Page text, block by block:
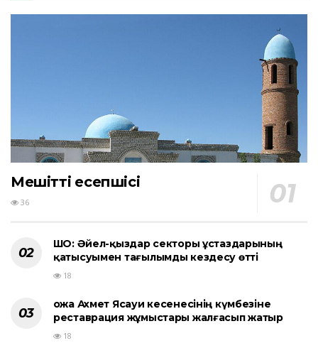
Мешіттің есепшісі
36
ШҚО: Әйел-қыздар секторы ұстаздарының
қатысуымен тағылымды кездесу өтті
18
Қожа Ахмет Ясауи кесенесінің күмбезіне
реставрация жұмыстары жалғасып жатыр
18